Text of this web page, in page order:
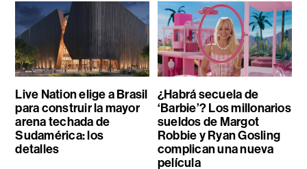
Live Nation elige a Brasil
para construir la mayor
arena techada de
Sudamérica: los
detalles
¿Habrá secuela de
‘Barbie’? Los millonarios
sueldos de Margot
Robbie y Ryan Gosling
complican una nueva
película